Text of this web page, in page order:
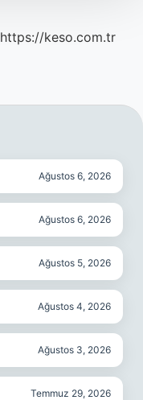
https://keso.com.tr
Ağustos 6, 2026
Ağustos 6, 2026
Ağustos 5, 2026
Ağustos 4, 2026
Ağustos 3, 2026
Temmuz 29, 2026